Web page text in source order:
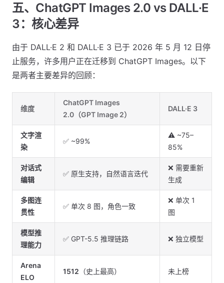
五、ChatGPT Images 2.0 vs DALL·E
3：核心差异
由于 DALL·E 2 和 DALL·E 3 已于 2026 年 5 月 12 日停
止服务，许多用户正在迁移到 ChatGPT Images。以下
是两者主要差异的回顾：
维度
ChatGPT Images
2.0（GPT Image 2）
DALL·E 3
文字渲
染
✅ ~99%
⚠️ ~75–
85%
对话式
编辑
✅ 原生支持，自然语言迭代
❌ 需要重新
生成
多图连
贯性
✅ 单次 8 图，角色一致
❌ 单次 1
图
模型推
理能力
✅ GPT-5.5 推理链路 ❌ 独立模型
Arena
ELO
1512 （史上最高） 未上榜